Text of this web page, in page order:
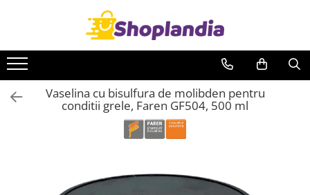
Toate Produsele
Atelier & Bricolaj
Unelte si scule
Cutite si placute amovibile
Vaselina cu bisulfura de molibden pentru
conditii grele, Faren GF504, 500 ml